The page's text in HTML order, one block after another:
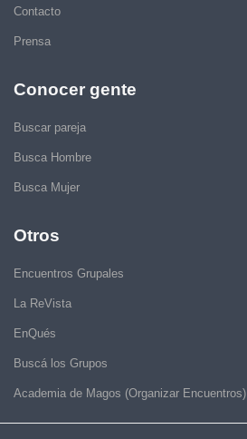
Contacto
Prensa
Conocer gente
Buscar pareja
Busca Hombre
Busca Mujer
Otros
Encuentros Grupales
La ReVista
EnQués
Buscá los Grupos
Academia de Magos (Organizar Encuentros)